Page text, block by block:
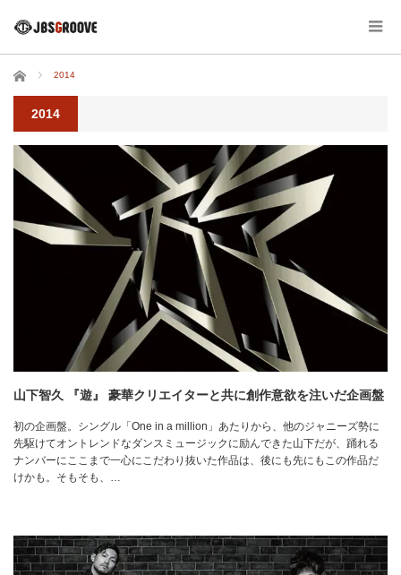
ホーム 2014
2014
山下智久 『遊』 豪華クリエイターと共に創作意欲を注いだ企画盤
初の企画盤。シングル「One in a million」あたりから、他のジャニーズ勢に
先駆けてオントレンドなダンスミュージックに励んできた山下だが、踊れる
ナンバーにここまで一心にこだわり抜いた作品は、後にも先にもこの作品だ
けかも。そもそも、…